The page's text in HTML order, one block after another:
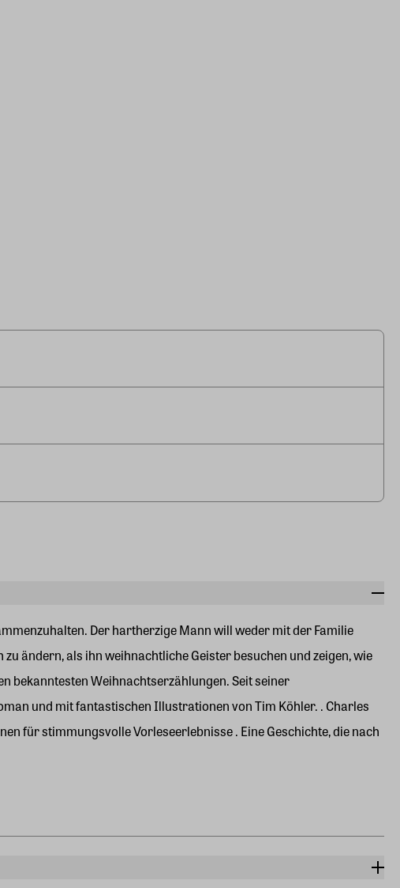
Der hartherzige Mann will weder mit der Familie
ändern, als ihn weihnachtliche Geister besuchen und zeigen, wie
bekanntesten Weihnachtserzählungen. Seit seiner
und mit fantastischen Illustrationen von Tim Köhler. . Charles
für stimmungsvolle Vorleseerlebnisse . Eine Geschichte, die nach